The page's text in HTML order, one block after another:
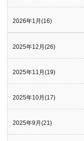
2026年1月(16)
2025年12月(26)
2025年11月(19)
2025年10月(17)
2025年9月(21)